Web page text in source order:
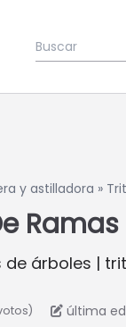
y astilladora »
Ramas
árboles |
última